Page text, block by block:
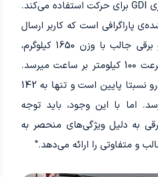
پاراگرافی است که کاربر ارسال
کرده است: "این خودرو برقی جالب با وزن 1650 کیلوگرم،
تنها در 7.6 ثانیه به سرعت 100 کیلومتر بر ساعت میرسد.
حداکثر سرعت این خودرو نسبتا پایین است و تنها به 142
اما با این وجود، باید توجه
به دلیل ویژگی‌های منحصر به
و متفاوتی را ارائه می‌دهد."